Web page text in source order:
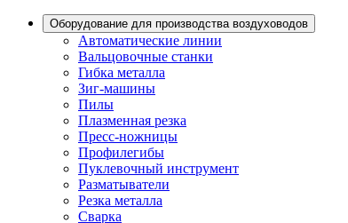
Оборудование для производства воздуховодов
Автоматические линии
Вальцовочные станки
Гибка металла
Зиг-машины
Пилы
Плазменная резка
Пресс-ножницы
Профилегибы
Пуклевочный инструмент
Разматыватели
Резка металла
Сварка